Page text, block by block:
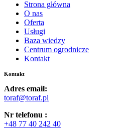
Strona główna
O nas
Oferta
Usługi
Baza wiedzy
Centrum ogrodnicze
Kontakt
Kontakt
Adres email:
toraf@toraf.pl
Nr telefonu :
+48 77 40 242 40